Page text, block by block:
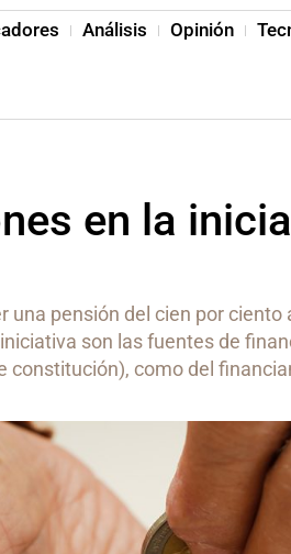
Análisis Opinión
en la
una pensión del cien por
son las fuentes de
constitución), como del